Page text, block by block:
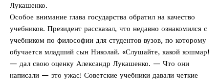
Лукашенко.
Особое внимание глава государства обратил на качество
учебников. Президент рассказал, что недавно ознакомился с
учебником по философии для студентов вузов, по которому
обучается младший сын Николай. «Слушайте, какой кошмар!
— дал свою оценку Александр Лукашенко. — Что они
написали — это ужас! Советские учебники давали четкие